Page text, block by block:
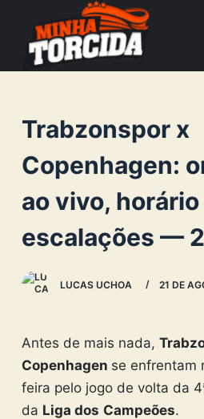
n
e
Trabzonspor x
Copenhagen:
ao vivo, horário
escalações —
LUCAS UCHOA 21 DE
Antes de mais nada,
Copenhagen se enfrentam
feira pelo jogo de volta da
da Liga dos Campeões.